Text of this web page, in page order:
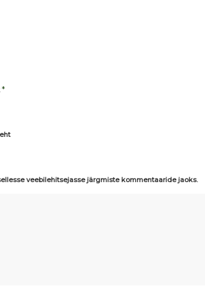
*
veebilehitsejasse järgmiste kommentaaride jaoks.